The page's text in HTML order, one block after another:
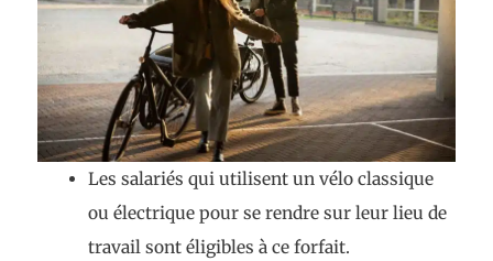
Les salariés qui utilisent un vélo classique
ou électrique pour se rendre sur leur lieu de
travail sont éligibles à ce forfait.